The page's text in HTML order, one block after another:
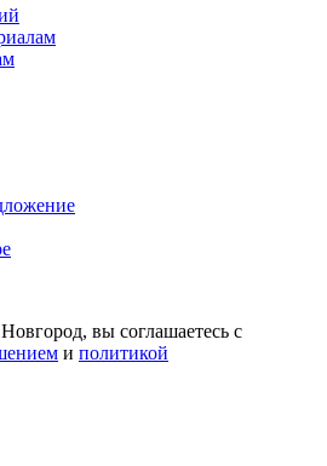
вы соглашаетесь с
и политикой